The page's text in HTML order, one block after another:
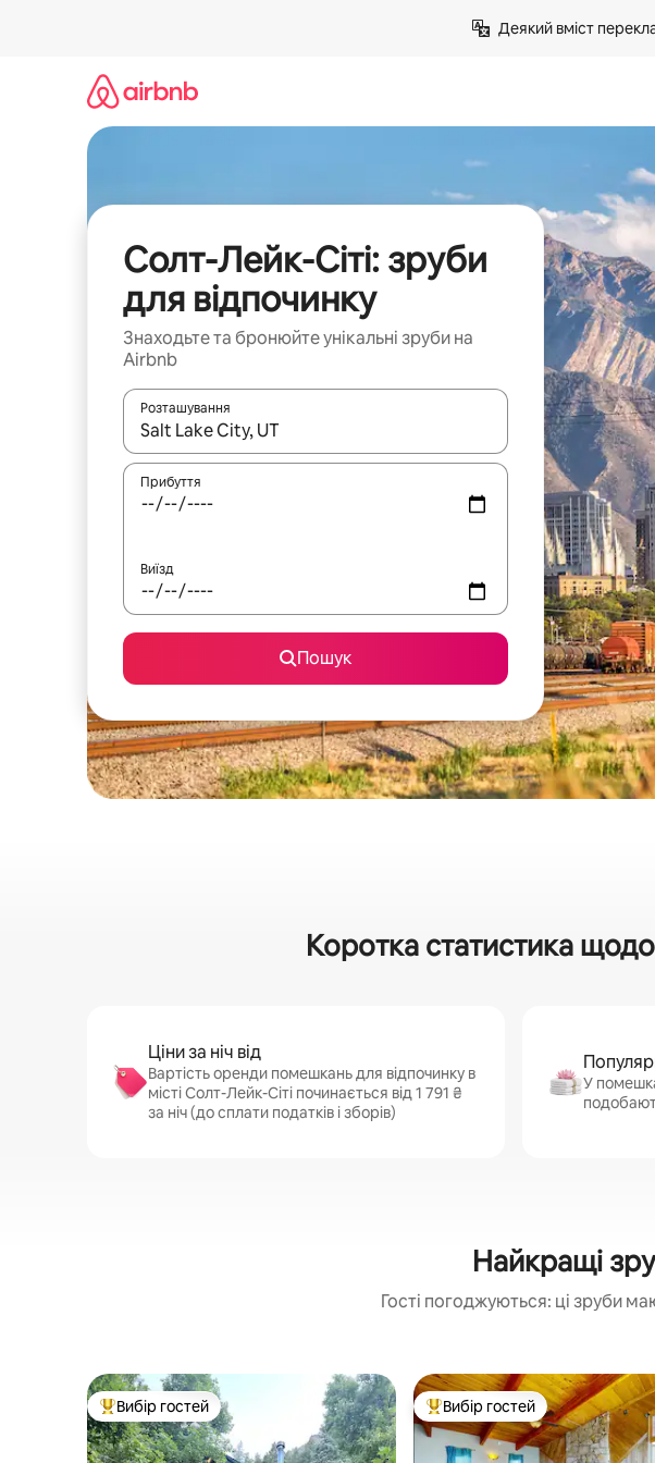
Деякий вміст
Солт-Лейк-Сіті: зруби
для відпочинку
Знаходьте та бронюйте унікальні зруби на
Airbnb
Розташування
Отримавши результати пошуку, використовуйте для навігації
Прибуття
Виїзд
Пошук
Коротка статистика
Ціни за ніч від
Вартість оренди помешкань для відпочинку в
місті Солт-Лейк-Сіті починається від 1 791 ₴
за ніч (до сплати податків і зборів)
У
Найкращі
Гості погоджуються: ці зруби
Топ вибір гостей
Вибір гостей Топ вибір гостей
Вибір гостей